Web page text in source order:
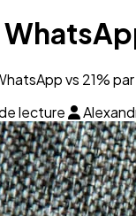
vs 21%
lecture